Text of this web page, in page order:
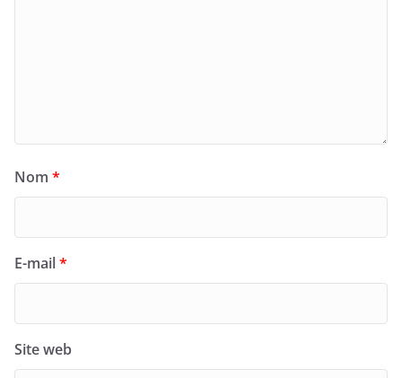
Nom *
E-mail*
Site web